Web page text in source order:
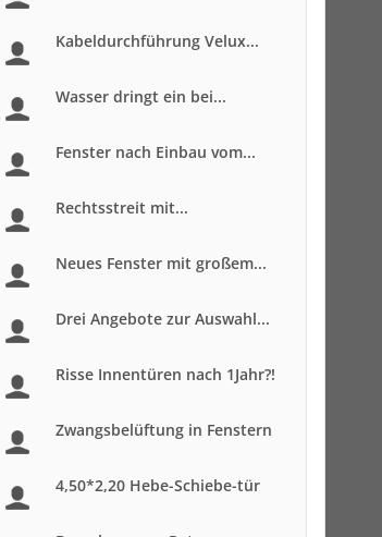
Kabeldurchführung Velux...
Wasser dringt ein bei...
Fenster nach Einbau vom...
Rechtsstreit mit...
Neues Fenster mit großem...
Drei Angebote zur Auswahl...
Risse Innentüren nach 1Jahr?!
Zwangsbelüftung in Fenstern
4,50*2,20 Hebe-Schiebe-tür